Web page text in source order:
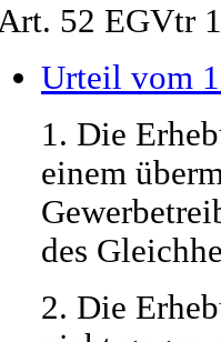
Art. 52 EGVtr
Urteil vom
1. Die
einem
des
2. Die